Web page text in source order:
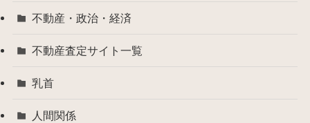
不動産・政治・経済
不動産査定サイト一覧
乳首
人間関係